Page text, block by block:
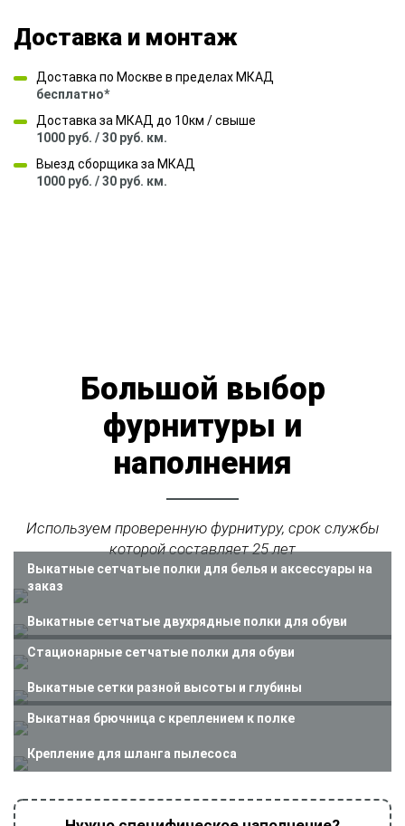
Доставка и монтаж
Доставка по Москве в пределах МКАД
бесплатно*
Доставка за МКАД до 10км / свыше
1000 руб. / 30 руб. км.
Выезд сборщика за МКАД
1000 руб. / 30 руб. км.
Большой выбор
фурнитуры и
наполнения
Используем проверенную фурнитуру, срок службы
которой составляет 25 лет
Выкатные сетчатые полки для белья и аксессуары на
заказ
Выкатные сетчатые двухрядные полки для обуви
Стационарные сетчатые полки для обуви
Крепление для шланга пылесоса
Выкатные сетки разной высоты и глубины
Выкатная брючница с креплением к полке